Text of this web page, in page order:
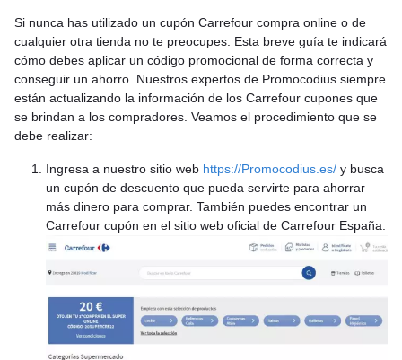
Si nunca has utilizado un cupón Carrefour compra online o de
cualquier otra tienda no te preocupes. Esta breve guía te indicará
cómo debes aplicar un código promocional de forma correcta y
conseguir un ahorro. Nuestros expertos de Promocodius siempre
están actualizando la información de los Carrefour cupones que
se brindan a los compradores. Veamos el procedimiento que se
debe realizar:
Ingresa a nuestro sitio web https://Promocodius.es/ y busca
un cupón de descuento que pueda servirte para ahorrar
más dinero para comprar. También puedes encontrar un
Carrefour cupón en el sitio web oficial de Carrefour España.